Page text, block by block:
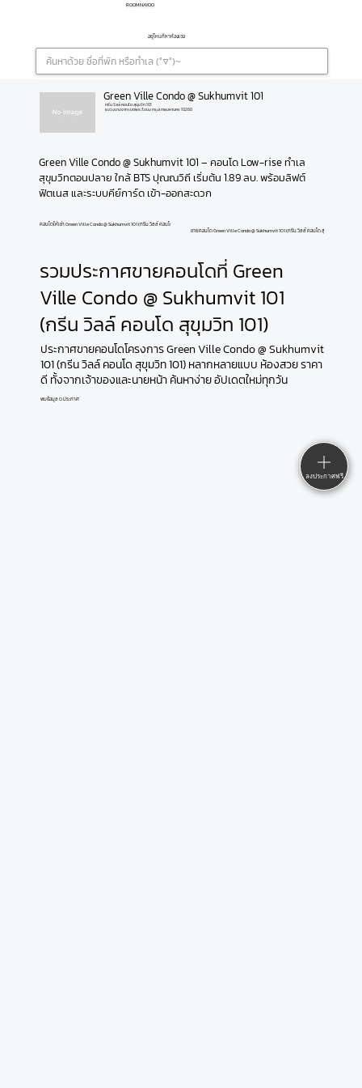
ROOMNAYOO
อยู่ไหนก็หาห้องเจอ
Green Ville Condo @ Sukhumvit 101
กรีน วิลล์ คอนโด สุขุมวิท 101
แขวงบางจาก เขตพระโขนง กรุงเทพมหานคร 10260
Green Ville Condo @ Sukhumvit 101 – คอนโด Low-rise ทำเล
สุขุมวิทตอนปลาย ใกล้ BTS ปุณณวิถี เริ่มต้น 1.89 ลบ. พร้อมลิฟต์
ฟิตเนส และระบบคีย์การ์ด เข้า-ออกสะดวก
คอนโดให้เช่า Green Ville Condo @ Sukhumvit 101 (กรีน วิลล์ คอนโด สุขุมวิท 101)
ขายคอนโด Green Ville Condo @ Sukhumvit 101 (กรีน วิลล์ คอนโด สุขุมวิท 101)
รวมประกาศขายคอนโดที่ Green
Ville Condo @ Sukhumvit 101
(กรีน วิลล์ คอนโด สุขุมวิท 101)
ประกาศขายคอนโดโครงการ Green Ville Condo @ Sukhumvit
101 (กรีน วิลล์ คอนโด สุขุมวิท 101) หลากหลายแบบ ห้องสวย ราคา
ดี ทั้งจากเจ้าของและนายหน้า ค้นหาง่าย อัปเดตใหม่ทุกวัน
พบข้อมูล 0 ประกาศ
ลงประกาศฟรี